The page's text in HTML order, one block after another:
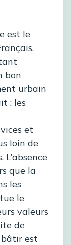
est le
bon
urbain
: les
et
loin de
que la
les
le
valeurs
de
bâtir est